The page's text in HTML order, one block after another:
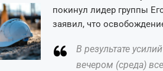
покинул лидер группы
заявил, что
В результате
вечером (среда)